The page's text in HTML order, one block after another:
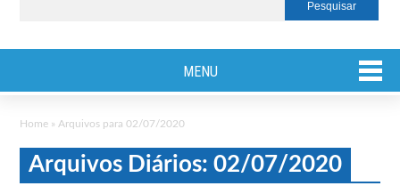
MENU
Home » Arquivos para 02/07/2020
Arquivos Diários: 02/07/2020